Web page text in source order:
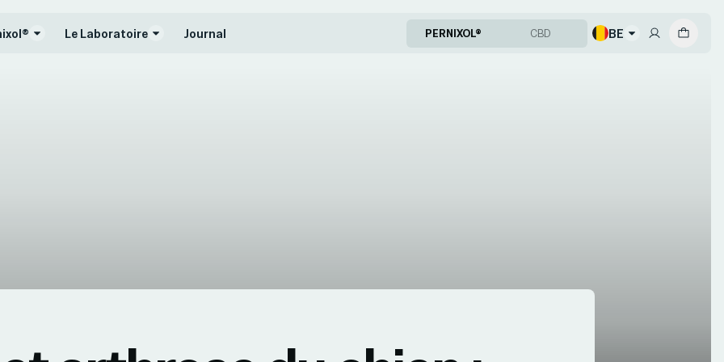
Le Laboratoire Journal PERNIXOL® CBD BE